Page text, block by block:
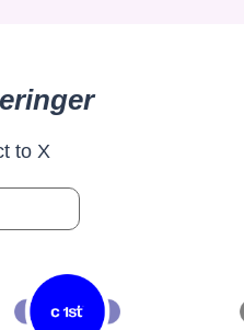
to X